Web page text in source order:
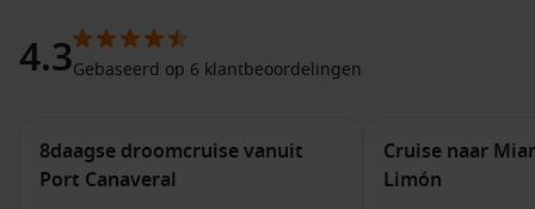
cruisereizigers van Royal Caribbean, waardoor je verzekerd
bent van een zorgeloze en comfortabele dag op dit tropische
Activiteiten en bezienswaardigheden op Coco
Cay
4.3Gebaseerd op 6 klantbeoordelingen
8daagse droomcruise vanuit
Port Canaveral
Cruise naar
Limón